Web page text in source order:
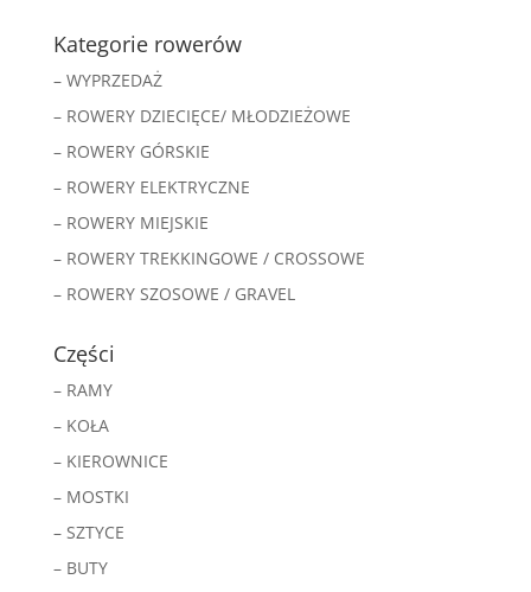
Kategorie rowerów
– WYPRZEDAŻ
– ROWERY DZIECIĘCE/ MŁODZIEŻOWE
– ROWERY GÓRSKIE
– ROWERY ELEKTRYCZNE
– ROWERY MIEJSKIE
– ROWERY TREKKINGOWE / CROSSOWE
– ROWERY SZOSOWE / GRAVEL
Części
– RAMY
– KOŁA
– KIEROWNICE
– MOSTKI
– SZTYCE
– BUTY